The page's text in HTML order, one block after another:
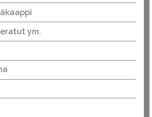
ym.